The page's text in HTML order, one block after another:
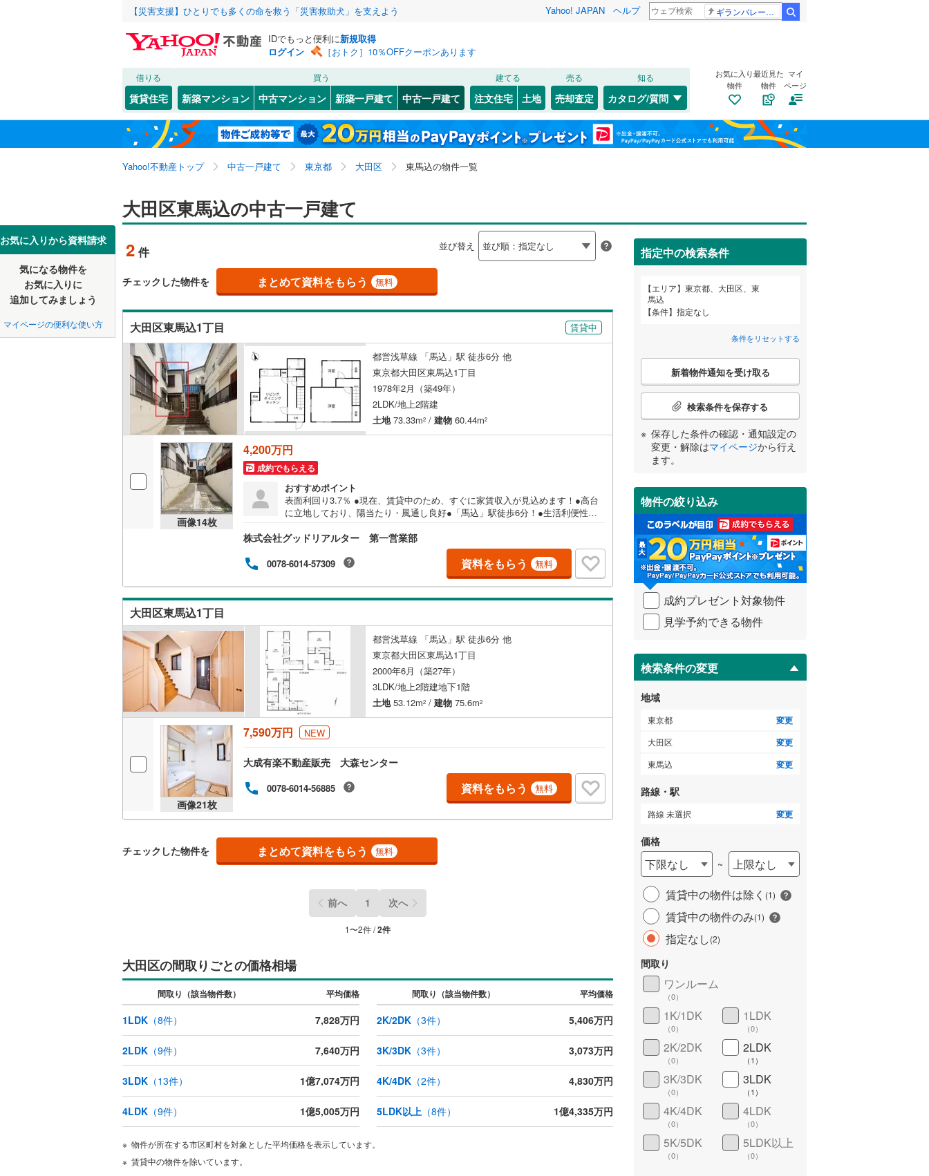
【災害支援】ひとりでも多くの命を救う「災害救助犬」を支えよう Yahoo! JAPAN ヘルプ ギランバレー症候群
IDでもっと便利に新規取得
ログイン
［おトク］10％OFFクーポンあります
借りる
賃貸住宅
買う
新築マンション 中古マンション 新築一戸建て 中古一戸建て
建てる
注文住宅 土地
売る
売却査定
知る
カタログ/質問
お気に入り
物件
最近見た
物件
マイ
ページ
Yahoo!不動産トップ 中古一戸建て 東京都 大田区 東馬込の物件一覧
お気に入りから資料請求
気になる物件を
お気に入りに
追加してみましょう
マイページの便利な使い方
大田区東馬込の中古一戸建て
2 件 並び替え
チェックした物件を まとめて資料をもらう 無料
大田区東馬込1丁目 賃貸中
都営浅草線 「馬込」駅 徒歩6分 他
東京都大田区東馬込1丁目
1978年2月（築49年）
2LDK/地上2階建
土地73.33m2 / 建物 60.44m2
画像14枚
4,200万円
成約でもらえる
おすすめポイント
表面利回り3.7％ ●現在、賃貸中のため、すぐに家賃収入が見込めます！●高台
に立地しており、陽当たり・風通し良好●「馬込」駅徒歩6分！●生活利便性の
り確実保証されるものではありません。━━━━━━━━━━━━━━━━━
━━━━━━■【まずは〈〈資料をもらう〉〉をクリック！】周辺環境やWEB
だけではわからない情報もしっかりご説明させていただきます。〇ご自宅やご
指定の場所まで送迎も行っております。〇物件選びから、購入後のことまで経
験豊富なスタッフがサポートいたします！〇土日祝日はもちろん、お仕事終わ
りの時間帯でもご案内いたします。当日案内希望など、お気軽にお問合せくだ
ランナー・住宅ローンアドバイザー、一級建築士が在籍しております。〇資金
計画やご予算の組み立て、住宅に関すること、補助金のことなどご相談くださ
い。お問い合わせお待ちしております！
株式会社グッドリアルター 第一営業部
0078-6014-57309 資料をもらう 無料
大田区東馬込1丁目
都営浅草線 「馬込」駅 徒歩6分 他
東京都大田区東馬込1丁目
2000年6月（築27年）
3LDK/地上2階建地下1階
土地53.12m2 / 建物 75.6m2
画像21枚
7,590万円 NEW
大成有楽不動産販売 大森センター
0078-6014-56885 資料をもらう 無料
チェックした物件を まとめて資料をもらう 無料
前へ 1 次へ
1〜2件 /2件
大田区の間取りごとの価格相場
間取り（該当物件数） 平均価格 間取り（該当物件数） 平均価格
1LDK （8件） 7,828万円 2K/2DK（3件） 5,406万円
2LDK （9件） 7,640万円 3K/3DK（3件） 3,073万円
3LDK （13件） 1億7,074万円 4K/4DK（2件） 4,830万円
4LDK （9件） 1億5,005万円 5LDK以上（8件） 1億4,335万円
物件が所在する市区町村を対象とした平均価格を表示しています。
賃貸中の物件を除いています。
指定中の検索条件
エリア
東京都、大田区、東
馬込
条件
指定なし
条件をリセットする
こ
検
条
件
受
け
取
る
・
条
件
を
イ
ペ
ジ
に
保
存
す
る
新着物件通知を受け取る
検索条件を保存する
保存した条件の確認・通知設定の
変更・解除はマイページから行え
ます。
物件の絞り込み
成約プレゼント対象物件
見学予約できる物件
検索条件の変更
地域
東京都 変更
大田区 変更
東馬込 変更
路線・駅
路線 未選択 変更
価格
下限なし ~
上限なし
賃貸中の物件は除く (1)
賃貸中の物件のみ(1)
指定なし(2)
間取り
ワンルーム
（0）
1K/1DK
（0）
1LDK
（0）
2K/2DK
（0）
2LDK
（1 ）
3K/3DK
（0）
3LDK
（1 ）
4K/4DK
（0）
4LDK
（0）
5K/5DK
（0）
5LDK以上
（0）
北海道 北海道
東北 青森 岩手 宮城 秋田 山形 福島
関東 東京 神奈川 埼玉 千葉
信越・北陸 新潟 長野
三重
近畿 大阪 兵庫
中国 鳥取 島根 岡山 広島 山口
四国 徳島 香川 愛媛 高知
九州・沖縄 佐賀 長崎 鹿児島 沖縄
該当物件0件
東京23区 千代田区(0) 中央区(6) 港区(16)
新宿区(62) 文京区(40) 渋谷区(49)
豊島区
85) 北区(
台東区
33)
荒川区(43) 足立区(175) 葛飾区(102)
中野区(50) 杉並区(108)
練馬区(129)
東京23区以外 八王子市(241) 立川市(29)
三鷹市(24 青梅市 (34)
昭島市
(38 調布市 町田市(169)
小金井市 (18) 小平市( 日野市(51)
東村山市
国立市 ( 10)
福生市(9)
清瀬市(23) 東久留米市(39) 武蔵村山市(32)
羽村市(25)
西東京市(52) 西多摩郡瑞穂町(14)
西多摩郡檜原村(1) 西多摩郡奥多摩町(1)
大島町(2) 利島村(0) 新島村(0)
神津島村(0) 三宅島三宅村(0) 御蔵島村 0 )
八丈島八丈町( 青ヶ島村 小笠原村(0)
該当物件0件
池上(4) 鵜の木(2) 大森東(1)
蒲田(1) 上池台(4) 北糀谷(1)
北千束
1) 久が原
下丸子
1)
中央(9) 田園調布(6) 田園調布本町(4)
中馬込(3) 西蒲田(1)
西糀谷(1)
東雪谷( 3)
南六郷(1
該当物件0件
JR 東北本線(0) 常磐線(0) 高崎線(0)
湘南新宿ライン（宇都宮～逗子）
(2)
湘南新宿ライン（前橋～小田原）
(0)
総武本線(0)
横須賀線(2)
八高線(0)
埼京線(2) 総武線(0)
東北新幹線(0) 山形新幹線(0)
秋田新幹線(0) 北陸新幹線(0) 東海道新幹線(0
地下鉄 東京メトロ銀座線(0) 東京メトロ丸ノ内線(0) 東京メトロ丸ノ内方南支線 ( 0)
東京メトロ日比谷線 (0 東京メトロ東西線 東京メトロ千代田線(0)
東京メトロ有楽町線(0 東京メトロ半蔵門線 東京メトロ南北線(0)
東京メトロ副都心線(0 都営浅草線 都営三田線(0)
都営新宿線
私鉄・その他 つくばエクスプレス ( 京成押上線(0)
京成金町線( 0) 北総鉄道北総線(0 ) 東武伊勢崎線(0)
東武亀戸線 ( 0) 西武池袋線(0)
西武有楽町線(0) 西武新宿線( 0) 西武国分寺線(0)
西武多摩湖線(0) 西武多摩川線(0) 西武拝島線(0)
京王高尾線
京王相模原線( 0 京王井の頭線(
小田急多摩線 (0) 東急東横線 東急多摩川線(0)
東急大井町線
東急田園都市線
東急世田谷線(0) 東急目黒線(0) 京急本線
京急空港線(0) 東京モノレール
ゆりかもめ(0) 東京臨海高速鉄道りんかい線
)
多摩モノレール( ) 埼玉高速鉄道( 0)
該当物件0件
該当物件0件
こだわり条件 リフォーム、リノベーション
リノベーション・リフォーム
（0）
築古・築30年以上（1）
設備
床暖房 0）
駐車場2台以上（0） ビルトインガレージ（0） 太陽光発電システム（0）
（0）
防犯カメラ（ 0）
）
）
二世帯向け
（0） 平屋・1階建て 3階建て以上（0）
サービスルーム（納戸）（0）
立地
最寄りの駅が始発駅 小学校まで1km以内（0）
配置、向き、建ち方、日当たり
前道6m以上（0） 角地（0） 南道路（1）
平坦地（0）
LD
リビングダイニング15畳以上
キッチン
独立型キッチン（ 対面キッチン
販売、価格、契約、入居関連など
即入居可能（0
収納
ウォークインクローゼット
バルコニー、庭
構造・規模・施工・品質・工法関連
耐震、免震、制震構造
住宅性能評価付き（0） 長期優良住宅 ）
オンライン対応
オンライン内見(相談)可（0）
詳しく見る
該当物件0件
検索条件を保存しました
この検索条件の新着物件通知は、 マイページから設定できます。
保存した条件を見る
東京都、大田区、東馬込
検索条件を保存する
マイページ
お気に入りリストを見る
閉じる
お気に入りリストを見る
閉じる